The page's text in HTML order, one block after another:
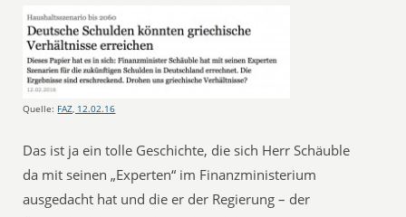
Quelle: FAZ, 12.02.16
Das ist ja ein tolle Geschichte, die sich Herr Schäuble
da mit seinen „Experten“ im Finanzministerium
ausgedacht hat und die er der Regierung – der